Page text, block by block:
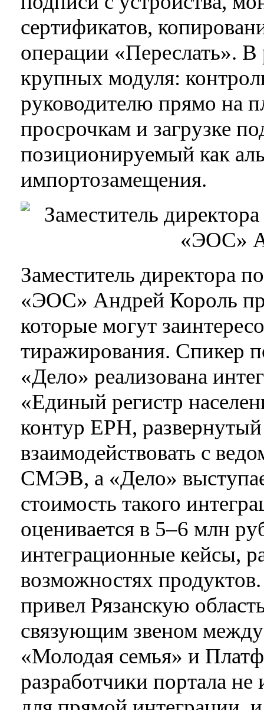
сертификатов,
операции «Переслать». В
крупных модуля:
руководителю прямо на
просрочкам и загрузке
позиционируемый как
импортозамещения.
Заместитель директора
«ЭОС» Андрей Король
которые могут
тиражирования. Спикер
«Дело» реализована
«Единый регистр
контур ЕРН,
взаимодействовать с
СМЭВ, а «Дело»
стоимость такого
оценивается в 5–6 млн
интеграционные кейсы,
возможностях
привел Рязанскую
связующим звеном
«Молодая семья» и
разработчики портала